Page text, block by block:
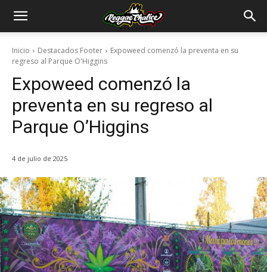
Inicio Destacados Footer
Expoweed comenzó la preventa en su
regreso al Parque O'Higgins
Expoweed comenzó la
preventa en su regreso al
Parque O’Higgins
4 de julio de 2025